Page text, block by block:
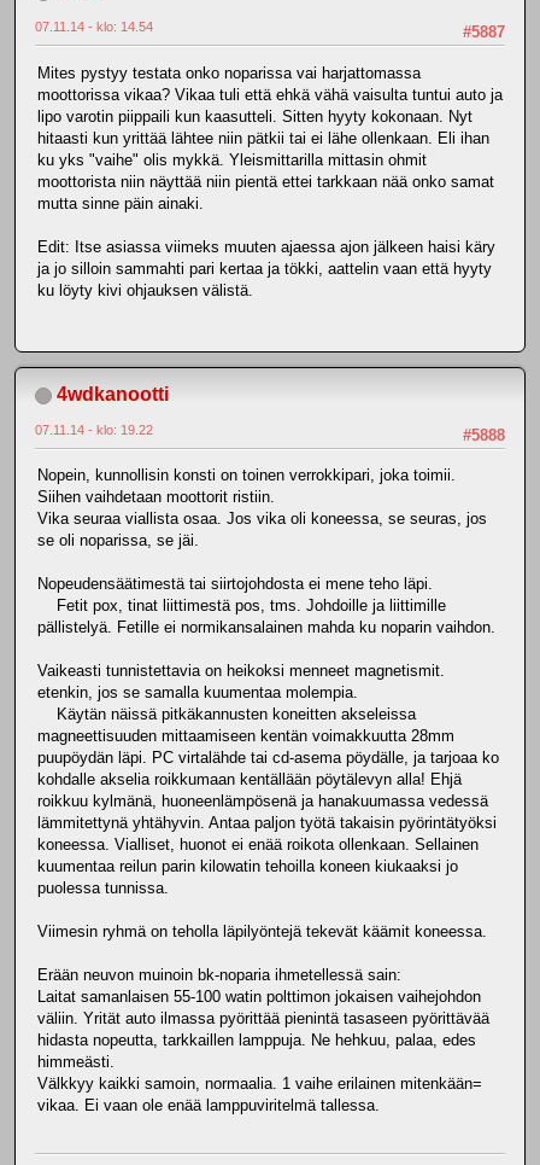
#5887
07.11.14 - klo: 14.54
Mites pystyy testata onko noparissa vai harjattomassa
moottorissa vikaa? Vikaa tuli että ehkä vähä vaisulta tuntui auto ja
lipo varotin piippaili kun kaasutteli. Sitten hyyty kokonaan. Nyt
hitaasti kun yrittää lähtee niin pätkii tai ei lähe ollenkaan. Eli ihan
ku yks "vaihe" olis mykkä. Yleismittarilla mittasin ohmit
moottorista niin näyttää niin pientä ettei tarkkaan nää onko samat
mutta sinne päin ainaki.
Edit: Itse asiassa viimeks muuten ajaessa ajon jälkeen haisi käry
ja jo silloin sammahti pari kertaa ja tökki, aattelin vaan että hyyty
ku löyty kivi ohjauksen välistä.
4wdkanootti
#5888
07.11.14 - klo: 19.22
Nopein, kunnollisin konsti on toinen verrokkipari, joka toimii.
Siihen vaihdetaan moottorit ristiin.
Vika seuraa viallista osaa. Jos vika oli koneessa, se seuras, jos
se oli noparissa, se jäi.
Nopeudensäätimestä tai siirtojohdosta ei mene teho läpi.
Fetit pox, tinat liittimestä pos, tms. Johdoille ja liittimille
pällistelyä. Fetille ei normikansalainen mahda ku noparin vaihdon.
Vaikeasti tunnistettavia on heikoksi menneet magnetismit.
etenkin, jos se samalla kuumentaa molempia.
Käytän näissä pitkäkannusten koneitten akseleissa
magneettisuuden mittaamiseen kentän voimakkuutta 28mm
puupöydän läpi. PC virtalähde tai cd-asema pöydälle, ja tarjoaa ko
kohdalle akselia roikkumaan kentällään pöytälevyn alla! Ehjä
roikkuu kylmänä, huoneenlämpösenä ja hanakuumassa vedessä
lämmitettynä yhtähyvin. Antaa paljon työtä takaisin pyörintätyöksi
koneessa. Vialliset, huonot ei enää roikota ollenkaan. Sellainen
kuumentaa reilun parin kilowatin tehoilla koneen kiukaaksi jo
puolessa tunnissa.
Viimesin ryhmä on teholla läpilyöntejä tekevät käämit koneessa.
Erään neuvon muinoin bk-noparia ihmetellessä sain:
Laitat samanlaisen 55-100 watin polttimon jokaisen vaihejohdon
väliin. Yrität auto ilmassa pyörittää pienintä tasaseen pyörittävää
hidasta nopeutta, tarkkaillen lamppuja. Ne hehkuu, palaa, edes
himmeästi.
Välkkyy kaikki samoin, normaalia. 1 vaihe erilainen mitenkään=
vikaa. Ei vaan ole enää lamppuviritelmä tallessa.